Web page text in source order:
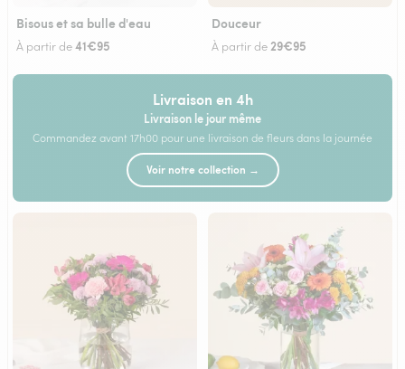
Bisous et sa bulle d'eau
À partir de41€95
Douceur
À partir de 29€95
Livraison en 4h
Livraison le jour même
Commandez avant 17h00 pour une livraison de fleurs dans la journée
Voir notre collection →